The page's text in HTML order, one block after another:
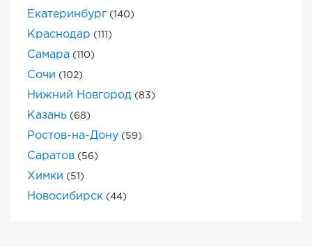
Екатеринбург (140)
Краснодар (111)
Самара (110)
Сочи (102)
Нижний Новгород (83)
Казань (68)
Ростов-на-Дону (59)
Саратов (56)
Химки (51)
Новосибирск (44)